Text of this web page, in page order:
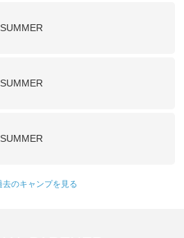
SUMMER
SUMMER
SUMMER
去のキャンプを 見る